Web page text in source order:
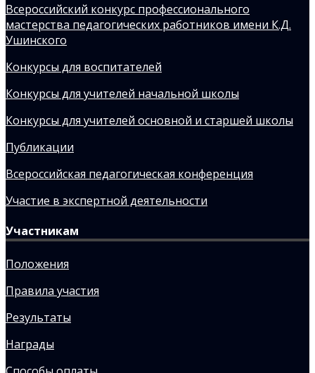
Всероссийский конкурс профессионального
мастерства педагогических работников имени К.Д.
Ушинского
Конкурсы для воспитателей
Конкурсы для учителей начальной школы
Конкурсы для учителей основной и старшей школы
Публикации
Всероссийская педагогическая конференция
Участие в экспертной деятельности
Участникам
Положения
Правила участия
Результаты
Награды